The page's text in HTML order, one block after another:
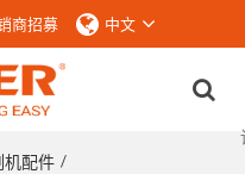
商招募 中文
机配件 /